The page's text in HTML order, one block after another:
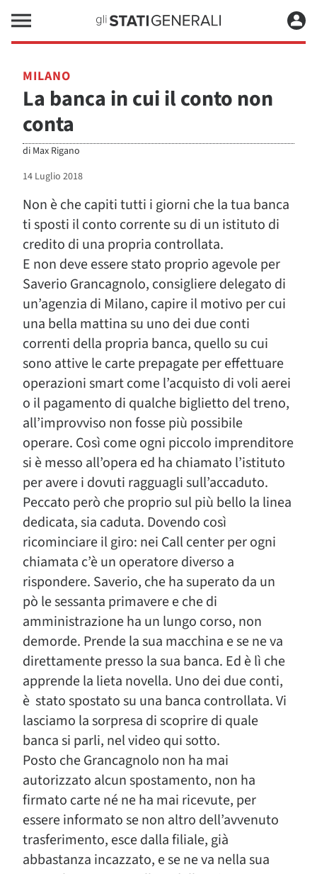
MILANO
La banca in cui il conto non
conta
di Max Rigano
14 Luglio 2018
Non è che capiti tutti i giorni che la tua banca
ti sposti il conto corrente su di un istituto di
credito di una propria controllata.
E non deve essere stato proprio agevole per
Saverio Grancagnolo, consigliere delegato di
un’agenzia di Milano, capire il motivo per cui
una bella mattina su uno dei due conti
correnti della propria banca, quello su cui
sono attive le carte prepagate per effettuare
operazioni smart come l’acquisto di voli aerei
o il pagamento di qualche biglietto del treno,
all’improvviso non fosse più possibile
operare. Così come ogni piccolo imprenditore
si è messo all’opera ed ha chiamato l’istituto
per avere i dovuti ragguagli sull’accaduto.
Peccato però che proprio sul più bello la linea
dedicata, sia caduta. Dovendo così
ricominciare il giro: nei Call center per ogni
chiamata c’è un operatore diverso a
rispondere. Saverio, che ha superato da un
pò le sessanta primavere e che di
amministrazione ha un lungo corso, non
demorde. Prende la sua macchina e se ne va
direttamente presso la sua banca. Ed è lì che
apprende la lieta novella. Uno dei due conti,
è stato spostato su una banca controllata. Vi
lasciamo la sorpresa di scoprire di quale
banca si parli, nel video qui sotto.
Posto che Grancagnolo non ha mai
autorizzato alcun spostamento, non ha
firmato carte né ne ha mai ricevute, per
essere informato se non altro dell’avvenuto
trasferimento, esce dalla filiale, già
abbastanza incazzato, e se ne va nella sua